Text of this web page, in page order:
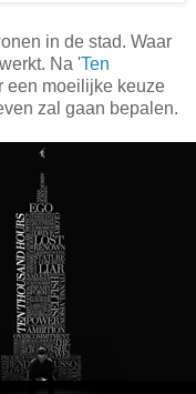
in de stad. Waar
Na 'Ten
een moeilijke keuze
zal gaan bepalen.